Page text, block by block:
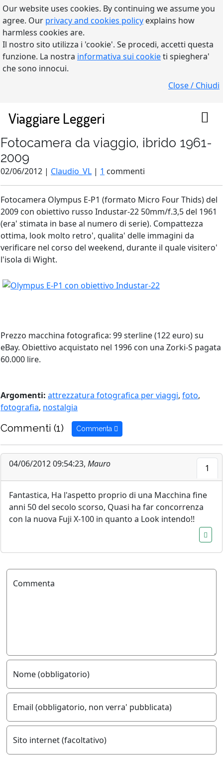
Our website uses cookies. By continuing we assume you
agree. Our privacy and cookies policy explains how
harmless cookies are.
Il nostro sito utilizza i 'cookie'. Se procedi, accetti questa
funzione. La nostra informativa sui cookieti spieghera'
che sono innocui.
Close / Chiudi
Viaggiare Leggeri
Fotocamera da viaggio, ibrido 1961-
2009
02/06/2012 | Claudio_VL | 1 commenti
Fotocamera Olympus E-P1 (formato Micro Four Thids) del
2009 con obiettivo russo Industar-22 50mm/f.3,5 del 1961
(era' stimata in base al numero di serie). Compattezza
ottima, look molto retro', qualita' delle immagini da
verificare nel corso del weekend, durante il quale visitero'
l'isola di Wight.
Prezzo macchina fotografica: 99 sterline (122 euro) su
eBay. Obiettivo acquistato nel 1996 con una Zorki-S pagata
60.000 lire.
Argomenti: attrezzatura fotografica per viaggi, foto,
fotografia, nostalgia
Commenti (1) Commenta
04/06/2012 09:54:23, Mauro 1
Fantastica, Ha l'aspetto proprio di una Macchina fine
anni 50 del secolo scorso, Quasi ha far concorrenza
con la nuova Fuji X-100 in quanto a Look intendo!!
Commenta
Nome (obbligatorio)
Email (obbligatorio, non verra' pubblicata)
Sito internet (facoltativo)